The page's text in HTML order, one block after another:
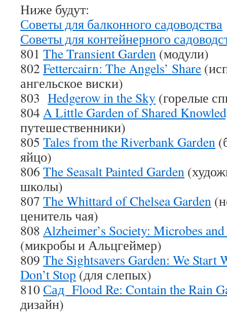
Ниже будут:
Советы для балконного садоводства
Советы для контейнерного
801 The Transient Garden (модули)
802 Fettercairn: The Angels’ Share
ангельское виски)
803 Hedgerow in the Sky (горелые
804 A Little Garden of Shared
путешественники)
805 Tales from the Riverbank Garden
яйцо)
806 The Seasalt Painted Garden
школы)
807 The Whittard of Chelsea Garden
ценитель чая)
808 Alzheimer’s Society: Microbes
(микробы и Альцгеймер)
809 The Sightsavers Garden: We Start
Don’t Stop (для слепых)
810 Сад Flood Re: Contain the Rain
дизайн)